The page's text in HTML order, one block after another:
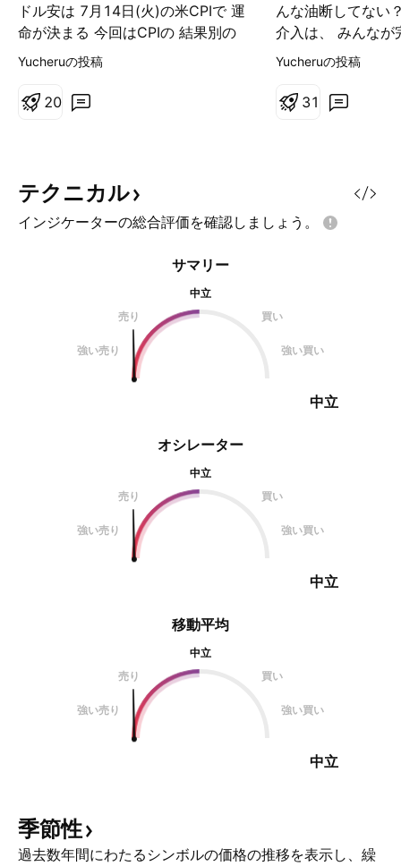
ドル安は 7月14日(火)の米CPIで 運
命が決まる 今回はCPIの 結果別の
シナリオをまとめる まず前提とし
映して 総合指数は低い予想値とな
指数だけではなく、 コア指数まで
予想を下回れば エネルギー価格の
一時的な低下だけではなく、 アメ
いてきたと判断される 利上げ確率
が低下 →米金利低下 →ドル売り ド
ル円も大きく下落しやすいので こ
の場合は先週解説した、 「CPI便乗
Yucheruの投稿
20
んな油断してない
介入は、 みんなが
いる、 その瞬間に
強い警戒を呼びか
レベルのレンジを
(チャートの緑ボ
なレンジブレイク
シュFRB議長が イ
ットでも FOMCメ
Yucheruの投稿
31
テクニカル
インジケーターの総合評価を確認しましょう。
オシレーター
中立
売り
買い
強い売り 強い買い
中立
サマリー
中立
売り
買い
強い売り 強い買い
中立
移動平均
中立
売り
買い
強い売り 強い買い
中立
季節性
過去数年間にわたるシンボルの価格の推移を表示し、繰